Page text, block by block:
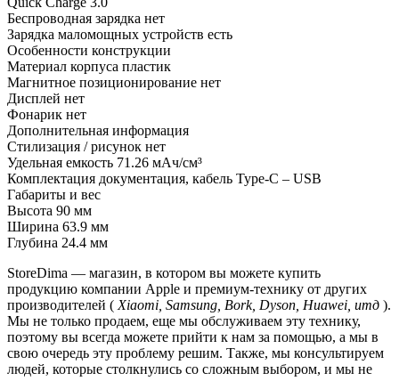
Беспроводная зарядка нет
Зарядка маломощных устройств есть
Особенности конструкции
Материал корпуса пластик
Магнитное позиционирование нет
Дисплей нет
Фонарик нет
Дополнительная информация
Стилизация / рисунок нет
Удельная емкость 71.26 мАч/см³
Комплектация документация, кабель Type-C – USB
Габариты и вес
Высота 90 мм
Ширина 63.9 мм
Глубина 24.4 мм
StoreDima — магазин, в котором вы можете купить
продукцию компании Apple и премиум-технику от других
производителей ( Xiaomi, Samsung, Bork, Dyson, Huawei, итд ).
Мы не только продаем, еще мы обслуживаем эту технику,
поэтому вы всегда можете прийти к нам за помощью, а мы в
свою очередь эту проблему решим. Также, мы консультируем
людей, которые столкнулись со сложным выбором, и мы не